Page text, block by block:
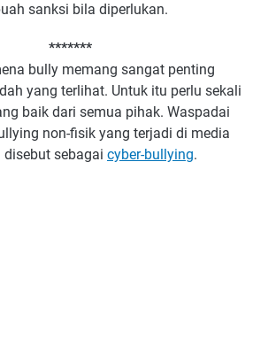
sanksi bila diperlukan.
*******
bully memang sangat penting
yang terlihat. Untuk itu perlu sekali
baik dari semua pihak. Waspadai
non-fisik yang terjadi di media
sebagai cyber-bullying.